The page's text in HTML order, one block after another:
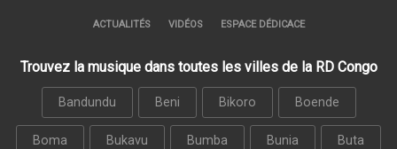
ACTUALITÉS VIDÉOS ESPACE DÉDICACE
Trouvez la musique dans toutes les villes de la RD Congo
Bandundu Beni Bikoro Boende
Boma Bukavu Bumba Bunia Buta